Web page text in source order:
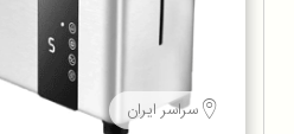
سراسر ایران